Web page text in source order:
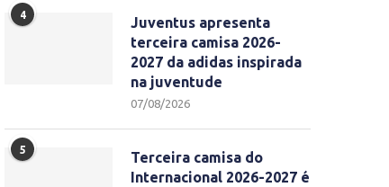
4
Juventus apresenta
terceira camisa 2026-
2027 da adidas inspirada
na juventude
07/08/2026
5
Terceira camisa do
Internacional 2026-2027 é